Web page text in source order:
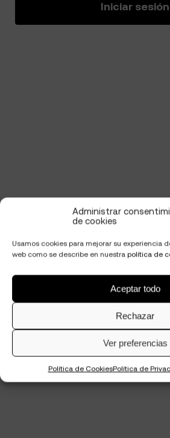
Administrar
de cookies
Usamos cookies para mejorar su experiencia
web como se describe en nuestra política de
Aceptar todo
Rechazar
Ver preferencias
Política de CookiesPolítica de
Iniciar sesión